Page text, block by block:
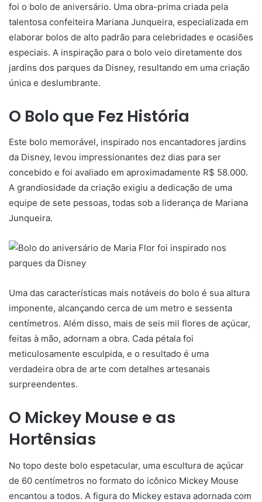
foi o bolo de aniversário. Uma obra-prima criada pela
talentosa confeiteira Mariana Junqueira, especializada em
elaborar bolos de alto padrão para celebridades e ocasiões
especiais. A inspiração para o bolo veio diretamente dos
jardins dos parques da Disney, resultando em uma criação
única e deslumbrante.
O Bolo que Fez História
Este bolo memorável, inspirado nos encantadores jardins
da Disney, levou impressionantes dez dias para ser
concebido e foi avaliado em aproximadamente R$ 58.000.
A grandiosidade da criação exigiu a dedicação de uma
equipe de sete pessoas, todas sob a liderança de Mariana
Junqueira.
Uma das características mais notáveis do bolo é sua altura
imponente, alcançando cerca de um metro e sessenta
centímetros. Além disso, mais de seis mil flores de açúcar,
feitas à mão, adornam a obra. Cada pétala foi
meticulosamente esculpida, e o resultado é uma
verdadeira obra de arte com detalhes artesanais
surpreendentes.
O Mickey Mouse e as
Hortênsias
No topo deste bolo espetacular, uma escultura de açúcar
de 60 centímetros no formato do icônico Mickey Mouse
encantou a todos. A figura do Mickey estava adornada com